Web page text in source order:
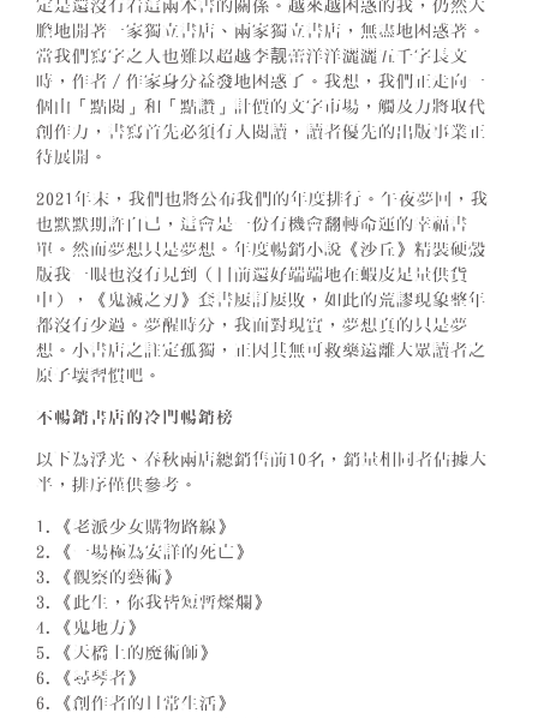
定是還沒有看這兩本書的關係。越來越困惑的我，仍然大
膽地開著一家獨立書店、兩家獨立書店，無盡地困惑著。
當我們寫字之人也難以超越李靓蕾洋洋灑灑五千字長文
時，作者∕作家身分益發地困惑了。我想，我們正走向一
個由「點閱」和「點讚」計價的文字市場，觸及力將取代
創作力，書寫首先必須有人閱讀，讀者優先的出版事業正
待展開。
2021年末，我們也將公布我們的年度排行。午夜夢回，我
也默默期許自己，這會是一份有機會翻轉命運的幸福書
單。然而夢想只是夢想。年度暢銷小說《沙丘》精裝硬殼
版我一眼也沒有見到（目前還好端端地在蝦皮足量供貨
中），《鬼滅之刃》套書屢訂屢敗，如此的荒謬現象整年
都沒有少過。夢醒時分，我面對現實，夢想真的只是夢
想。小書店之註定孤獨，正因其無可救藥遠離大眾讀者之
原子壞習慣吧。
不暢銷書店的冷門暢銷榜
以下為浮光、春秋兩店總銷售前10名，銷量相同者佔據大
半，排序僅供參考。
1.《老派少女購物路線》
2.《一場極為安詳的死亡》
3.《觀察的藝術》
3.《此生，你我皆短暫燦爛》
4.《鬼地方》
5.《天橋上的魔術師》
6.《尋琴者》
6.《創作者的日常生活》